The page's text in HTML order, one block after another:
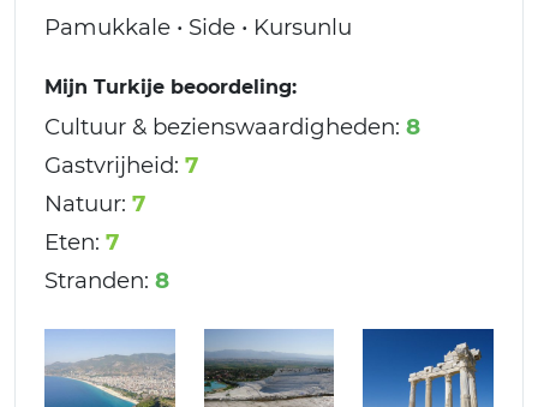
Pamukkale • Side • Kursunlu
Mijn Turkije beoordeling:
Cultuur & bezienswaardigheden: 8
Gastvrijheid: 7
Natuur: 7
Eten: 7
Stranden: 8